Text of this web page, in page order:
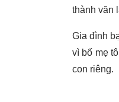
thành văn
Gia đình
vì bố mẹ
con riêng.